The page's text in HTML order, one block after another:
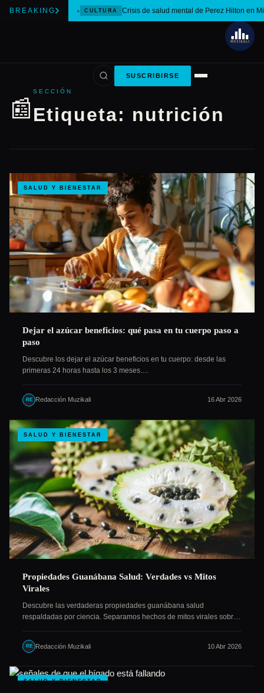
BREAKING CULTURA Crisis de salud mental de Perez Hilton en
SUSCRIBIRSE
📰
SECCIÓN
Etiqueta: nutrición
SALUD Y BIENESTAR
Dejar el azúcar beneficios: qué pasa en tu cuerpo paso a
paso
Descubre los dejar el azúcar beneficios en tu cuerpo: desde las
primeras 24 horas hasta los 3 meses.…
RE Redacción Muzikali 16 Abr 2026
SALUD Y BIENESTAR
Propiedades Guanábana Salud: Verdades vs Mitos
Virales
Descubre las verdaderas propiedades guanábana salud
respaldadas por ciencia. Separamos hechos de mitos virales sobre
RE Redacción Muzikali 10 Abr 2026
SALUD Y BIENESTAR